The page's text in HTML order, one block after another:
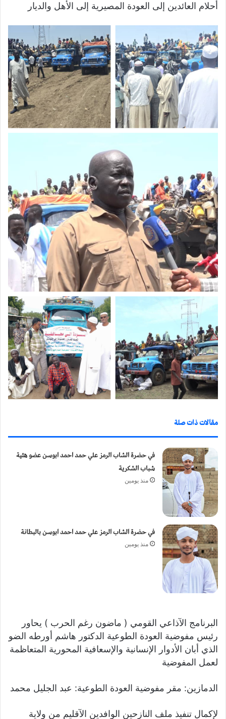
أحلام العائدين إلى العودة المصيرية إلى الأهل والديار
مقالات ذات صلة
في حضرة الشاب الرمز علي حمد احمد ابوسن عضو هئية
شباب الشكرية
منذ يومين
في حضرة الشاب الرمز علي حمد احمد ابوسن بالبطانة
منذ يومين
البرنامج الآذاعي القومي ( ماضون رغم الحرب ) يحاور
رئيس مفوضية العودة الطوعية الدكتور هاشم أورطه الضو
الذي أبان الأدوار الإنسانية والإسعافية المحورية المتعاظمة
لعمل المفوضية
الدمازين: مقر مفوضية العودة الطوعية: عبد الجليل محمد
لإكمال تنفيذ ملف النازحين الوافدين الآقليم من ولاية